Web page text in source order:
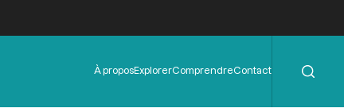
Menu
de
À proposExplorerComprendreContact